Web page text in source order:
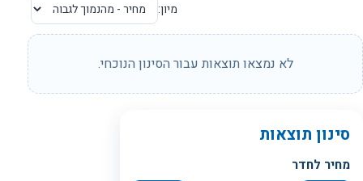
מיון:
לא נמצאו תוצאות עבור הסינון הנוכחי.
סינון תוצאות
מחיר לחדר